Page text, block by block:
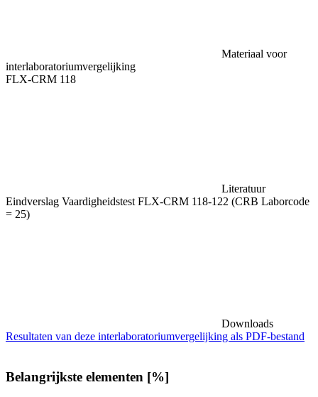
Materiaal voor
interlaboratoriumvergelijking
FLX-CRM 118
Literatuur
Eindverslag Vaardigheidstest FLX-CRM 118-122 (CRB Laborcode
= 25)
Downloads
Resultaten van deze interlaboratoriumvergelijking als PDF-bestand
Belangrijkste elementen [%]